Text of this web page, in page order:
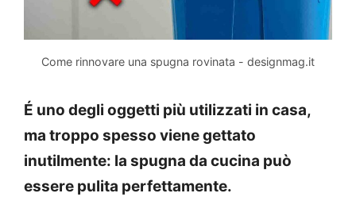
Come rinnovare una spugna rovinata - designmag.it
É uno degli oggetti più utilizzati in casa,
ma troppo spesso viene gettato
inutilmente: la spugna da cucina può
essere pulita perfettamente.